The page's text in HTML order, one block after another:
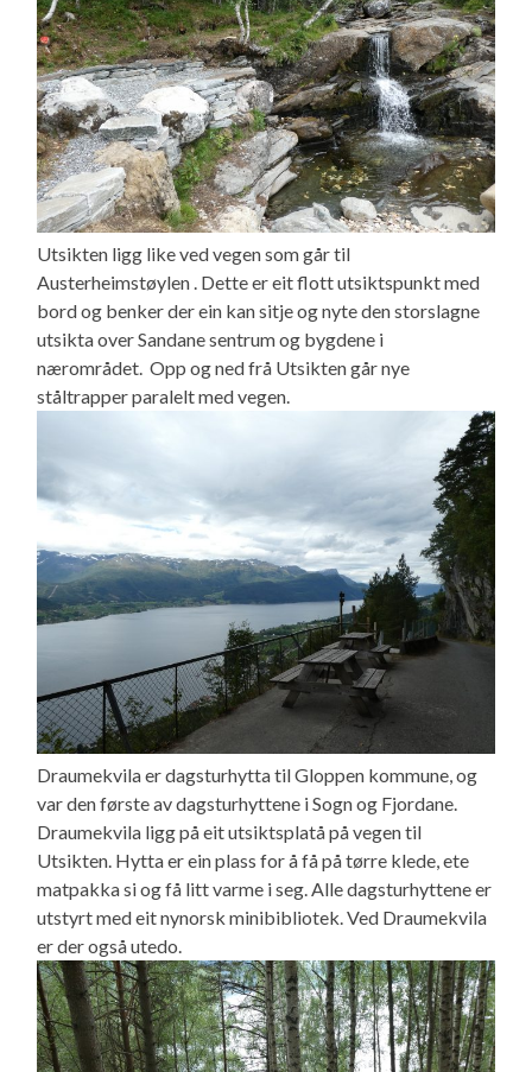
Utsikten ligg like ved vegen som går til
Austerheimstøylen . Dette er eit flott utsiktspunkt med
bord og benker der ein kan sitje og nyte den storslagne
utsikta over Sandane sentrum og bygdene i
nærområdet. Opp og ned frå Utsikten går nye
ståltrapper paralelt med vegen.
Draumekvila er dagsturhytta til Gloppen kommune, og
var den første av dagsturhyttene i Sogn og Fjordane.
Draumekvila ligg på eit utsiktsplatå på vegen til
Utsikten. Hytta er ein plass for å få på tørre klede, ete
matpakka si og få litt varme i seg. Alle dagsturhyttene er
utstyrt med eit nynorsk minibibliotek. Ved Draumekvila
er der også utedo.